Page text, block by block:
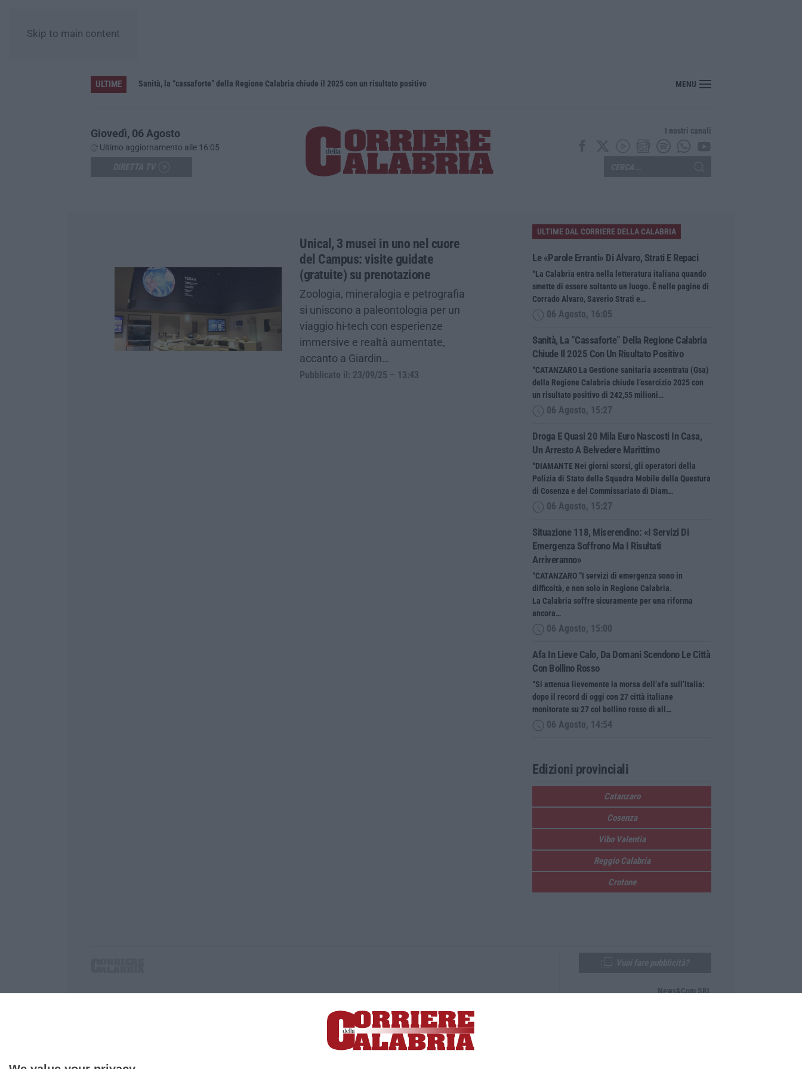
Skip to main content
ULTIME Sanità, la “cassaforte” della Regione Calabria chiude il 2025 con un risultato positivo Droga e quasi 20 mila euro nascosti in casa, un arresto a Belvedere Marittimo
MENU
Giovedì, 06 Agosto
Ultimo aggiornamento alle 16:05
I nostri canali
Unical, 3 musei in uno nel cuore
del Campus: visite guidate
(gratuite) su prenotazione
Zoologia, mineralogia e petrografia
si uniscono a paleontologia per un
viaggio hi-tech con esperienze
immersive e realtà aumentate,
accanto a Giardin…
Pubblicato il: 23/09/25 – 13:43
ULTIME DAL CORRIERE DELLA CALABRIA
Le «parole Erranti» Di Alvaro, Strati E Repaci
“La Calabria entra nella letteratura italiana quando
smette di essere soltanto un luogo. È nelle pagine di
Corrado Alvaro, Saverio Strati e…
06 Agosto, 16:05
Sanità, La “cassaforte” Della Regione Calabria
Chiude Il 2025 Con Un Risultato Positivo
“CATANZARO La Gestione sanitaria accentrata (Gsa)
della Regione Calabria chiude l’esercizio 2025 con
un risultato positivo di 242,55 milioni…
06 Agosto, 15:27
Droga E Quasi 20 Mila Euro Nascosti In Casa,
Un Arresto A Belvedere Marittimo
“DIAMANTE Nei giorni scorsi, gli operatori della
Polizia di Stato della Squadra Mobile della Questura
di Cosenza e del Commissariato di Diam…
06 Agosto, 15:27
Situazione 118, Miserendino: «I Servizi Di
Emergenza Soffrono Ma I Risultati
Arriveranno»
“CATANZARO “I servizi di emergenza sono in
difficoltà, e non solo in Regione Calabria.
La Calabria soffre sicuramente per una riforma
ancora…
06 Agosto, 15:00
Afa In Lieve Calo, Da Domani Scendono Le Città
Con Bollino Rosso
“Si attenua lievemente la morsa dell’afa sull’Italia:
dopo il record di oggi con 27 città italiane
monitorate su 27 col bollino rosso di all…
06 Agosto, 14:54
Edizioni provinciali
Catanzaro
Cosenza
Vibo Valentia
Reggio Calabria
Crotone
P.IVA. 03199620794, Via del mare 6/G, S.Eufemia, Lamezia Terme (CZ)
Iscrizione tribunale di Lamezia Terme 5/2011 - Direttore responsabile Paola Militano |Privacy
News&Com SRL